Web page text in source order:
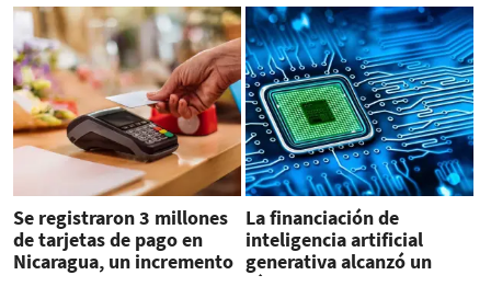
Se registraron 3 millones
de tarjetas de pago en
Nicaragua, un incremento
La financiación de
inteligencia artificial
generativa alcanzó un
récord en 2024